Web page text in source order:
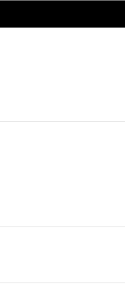
วามเป็นตัวเป็นตน
ขาสำคัญนั้น
ด้เพลิดเพลินยิ่งนักใ